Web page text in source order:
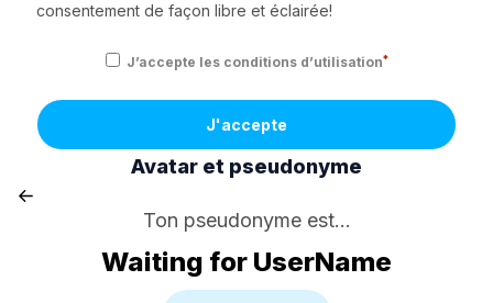
consentement de façon libre et éclairée!
J’accepte les conditions d’utilisation*
J'accepte
Avatar et pseudonyme
Ton pseudonyme est...
Waiting for UserName